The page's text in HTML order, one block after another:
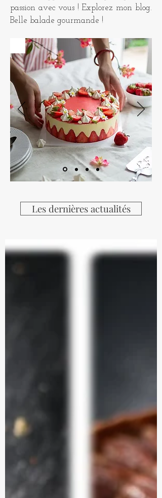
passion avec vous ! Explorez mon blog.
Belle balade gourmande !
Les dernières actualités